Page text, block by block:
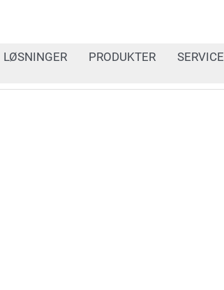
LØSNINGER PRODUKTER SERVICE